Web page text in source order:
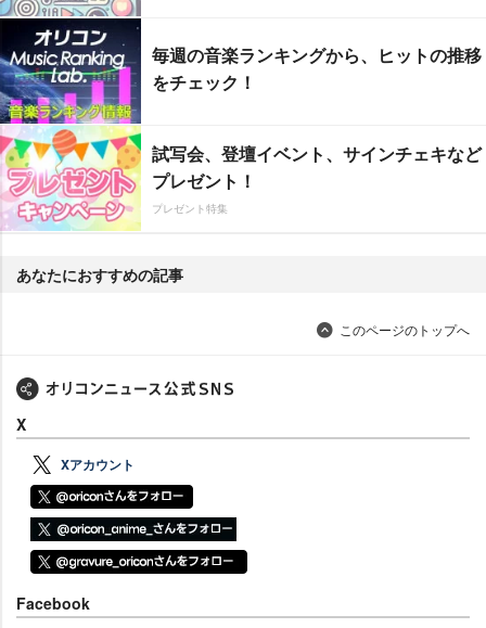
毎週の音楽ランキングから、ヒットの推移
をチェック！
試写会、登壇イベント、サインチェキなど
プレゼント！
プレゼント特集
あなたにおすすめの記事
このページのトップへ
X
Xアカウント
Facebook